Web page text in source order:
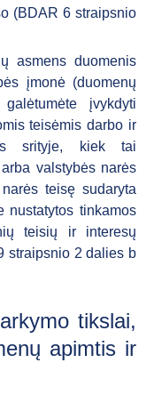
(BDAR 6 straipsnio
asmens duomenis
įmonė (duomenų
įvykdyti
teisėmis darbo ir
srityje, kiek tai
valstybės narės
teisę sudaryta
nustatytos tinkamos
teisių ir interesų
straipsnio 2 dalies b
tikslai,
apimtis ir